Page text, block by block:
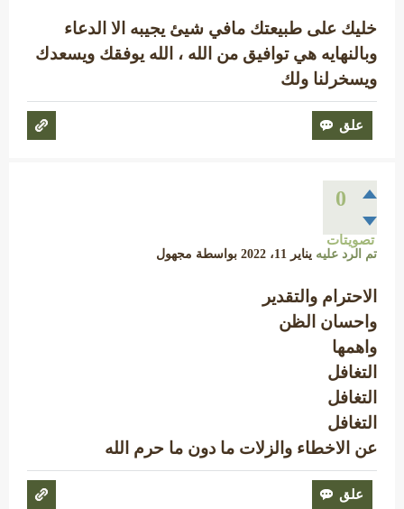
خليك على طبيعتك مافي شيئ يجيبه الا الدعاء
وبالنهايه هي توافيق من الله ، الله يوفقك ويسعدك
ويسخرلنا ولك
0
تصويتات
تم الرد عليه يناير 11، 2022 بواسطة مجهول
الاحترام والتقدير
واحسان الظن
واهمها
التغافل
التغافل
التغافل
عن الاخطاء والزلات ما دون ما حرم الله